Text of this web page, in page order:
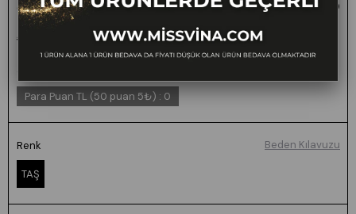
Celinea Geniş Yaka Yelek ve Bol Paça Pantolon 1315
₺4.000,00 ₺1.999,00 50 1 ALANA 1 BEDAVA -
FARKLI VEYA AYNI
TÜM ÜRÜNLERDE
Para Puan TL (50 puan 5₺) : 0
Renk
TAŞ
Beden Kılavuzu